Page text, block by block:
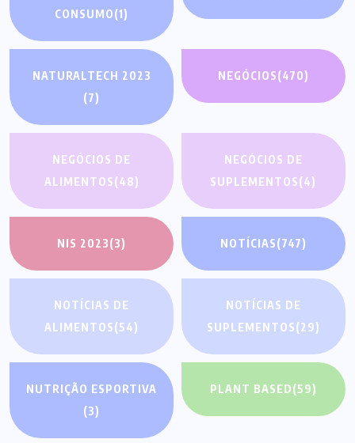
CONSUMO(1)
NATURALTECH 2023
(7)
NEGÓCIOS(470)
NEGÓCIOS DE
ALIMENTOS(48)
NEGÓCIOS DE
SUPLEMENTOS(4)
NIS 2023(3) NOTÍCIAS(747)
NOTÍCIAS DE
ALIMENTOS(54)
NOTÍCIAS DE
SUPLEMENTOS(29)
NUTRIÇÃO ESPORTIVA
(3)
PLANT BASED(59)